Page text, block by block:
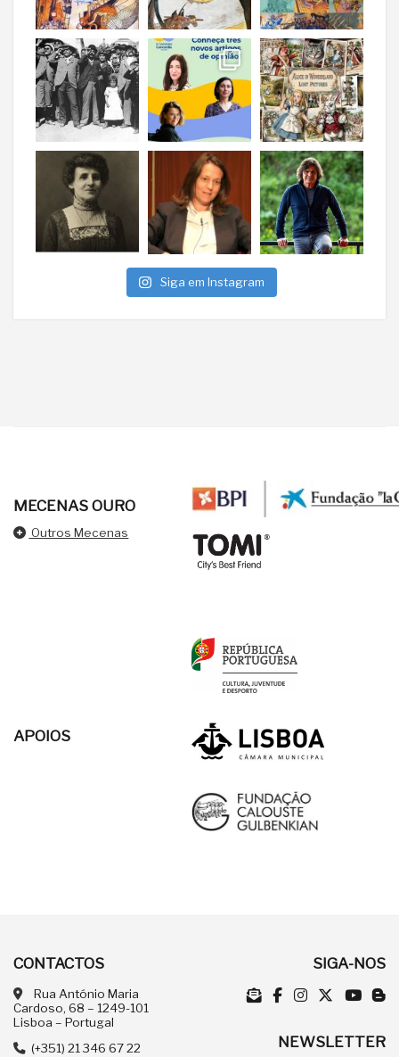
Siga em Instagram
MECENAS OURO
Outros Mecenas
APOIOS
CONTACTOS
Rua António Maria
Cardoso, 68 – 1249-101
Lisboa – Portugal
(+351) 21 346 67 22
SIGA-NOS
NEWSLETTER